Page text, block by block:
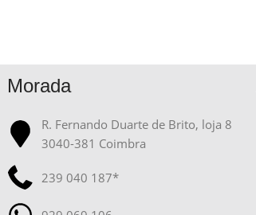
Morada
R. Fernando Duarte de Brito, loja 8
3040-381 Coimbra
239 040 187*